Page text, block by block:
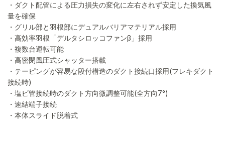
・ダクト配管による圧力損失の変化に左右されず安定した換気風
量を確保
・グリル部と羽根部にデュアルバリアマテリアル採用
・高効率羽根「デルタシロッコファンβ」採用
・複数台運転可能
・高密閉風圧式シャッター搭載
・テーピングが容易な段付構造のダクト接続口採用(フレキダクト
接続時)
・塩ビ管接続時のダクト方向微調整可能(全方向7°)
・速結端子接続
・本体スライド脱着式